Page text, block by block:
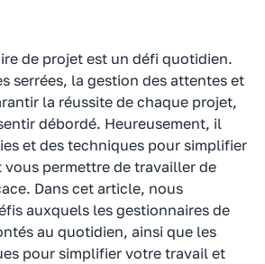
de projet est un défi quotidien.
serrées, la gestion des attentes et
la réussite de chaque projet,
débordé. Heureusement, il
et des techniques pour simplifier
permettre de travailler de
Dans cet article, nous
auxquels les gestionnaires de
au quotidien, ainsi que les
pour simplifier votre travail et